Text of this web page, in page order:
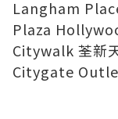
Langham
Plaza
Citywalk 荃新
Citygate